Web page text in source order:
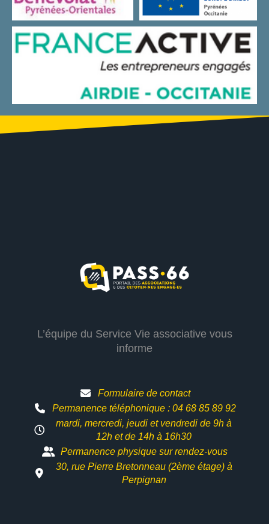
L’équipe du Service Vie associative vous
informe
Formulaire de contact
Permanence téléphonique : 04 68 85 89 92
mardi, mercredi, jeudi et vendredi de 9h à
12h etde 14h à 16h30
Permanence physique sur rendez-vous
30, rue Pierre Bretonneau (2ème étage) à
Perpignan